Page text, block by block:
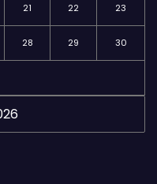
21 22 23
28 29 30